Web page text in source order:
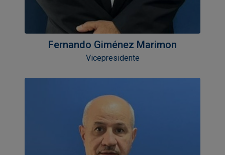
Fernando Giménez Marimon
Vicepresidente